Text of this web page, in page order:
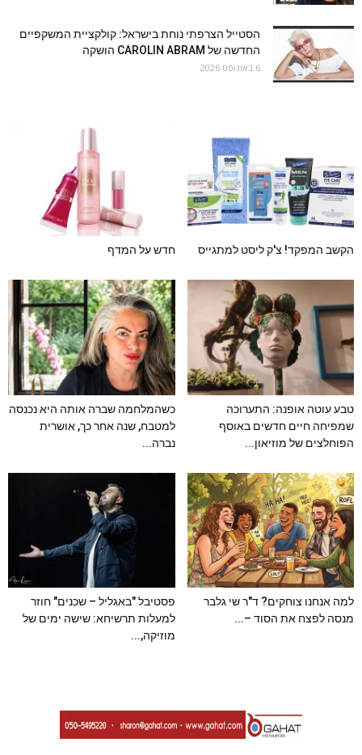
הסטייל הצרפתי נוחת בישראל: קולקציית המשקפיים
החדשה של CAROLIN ABRAM הושקה
6 באוגוסט 2026
הקשב המפקד! צ'ק ליסט למתגייס חדש על המדף
טבע עוטה אופנה: התערוכה
שמפיחה חיים חדשים באוסף
הפוחלצים של מוזיאון...
כשהמלחמה שברה אותה היא נכנסה
למטבח, שנה אחר כך, אושרית
נברה...
למה אנחנו צוחקים? ד"ר שי גלבר
מנסה לפצח את הסוד –...
פסטיבל "באגליל – שכנים" חוזר
למעלות תרשיחא: שישה ימים של
מוזיקה,...